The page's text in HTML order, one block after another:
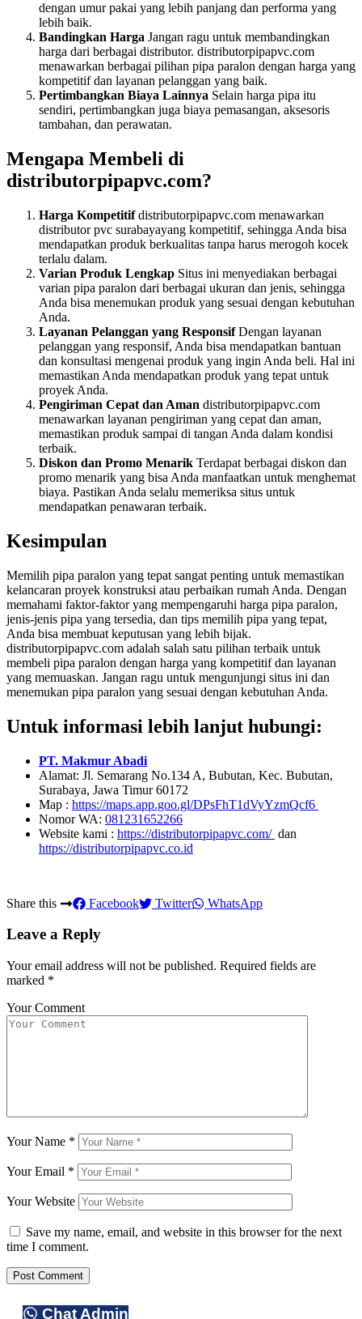
dengan umur pakai yang lebih panjang dan performa yang
lebih baik.
Bandingkan Harga Jangan ragu untuk membandingkan
harga dari berbagai distributor. distributorpipapvc.com
menawarkan berbagai pilihan pipa paralon dengan harga yang
kompetitif dan layanan pelanggan yang baik.
Pertimbangkan Biaya Lainnya Selain harga pipa itu
sendiri, pertimbangkan juga biaya pemasangan, aksesoris
tambahan, dan perawatan.
Mengapa Membeli di
distributorpipapvc.com?
Harga Kompetitifdistributorpipapvc.com menawarkan
distributor pvc surabayayang kompetitif, sehingga Anda bisa
mendapatkan produk berkualitas tanpa harus merogoh kocek
terlalu dalam.
Varian Produk Lengkap Situs ini menyediakan berbagai
varian pipa paralon dari berbagai ukuran dan jenis, sehingga
Anda bisa menemukan produk yang sesuai dengan kebutuhan
Anda.
Layanan Pelanggan yang ResponsifDengan layanan
pelanggan yang responsif, Anda bisa mendapatkan bantuan
dan konsultasi mengenai produk yang ingin Anda beli. Hal ini
memastikan Anda mendapatkan produk yang tepat untuk
proyek Anda.
Pengiriman Cepat dan Aman distributorpipapvc.com
menawarkan layanan pengiriman yang cepat dan aman,
memastikan produk sampai di tangan Anda dalam kondisi
terbaik.
Diskon dan Promo Menarik Terdapat berbagai diskon dan
promo menarik yang bisa Anda manfaatkan untuk menghemat
biaya. Pastikan Anda selalu memeriksa situs untuk
mendapatkan penawaran terbaik.
Kesimpulan
Memilih pipa paralon yang tepat sangat penting untuk memastikan
kelancaran proyek konstruksi atau perbaikan rumah Anda. Dengan
memahami faktor-faktor yang mempengaruhi harga pipa paralon,
jenis-jenis pipa yang tersedia, dan tips memilih pipa yang tepat,
Anda bisa membuat keputusan yang lebih bijak.
distributorpipapvc.com adalah salah satu pilihan terbaik untuk
membeli pipa paralon dengan harga yang kompetitif dan layanan
yang memuaskan. Jangan ragu untuk mengunjungi situs ini dan
menemukan pipa paralon yang sesuai dengan kebutuhan Anda.
Untuk informasi lebih lanjut hubungi:
PT. Makmur Abadi
Alamat: Jl. Semarang No.134 A, Bubutan, Kec. Bubutan,
Surabaya, Jawa Timur 60172
Map : https://maps.app.goo.gl/DPsFhT1dVyYzmQcf6
Nomor WA: 081231652266
Website kami : https://distributorpipapvc.com/ dan
https://distributorpipapvc.co.id
Share this Facebook Twitter WhatsApp
Leave a Reply
Your email address will not be published. Required fields are
marked *
Your Comment
Your Name *
Your Email *
Your Website
Save my name, email, and website in this browser for the next
time I comment.
Chat Admin